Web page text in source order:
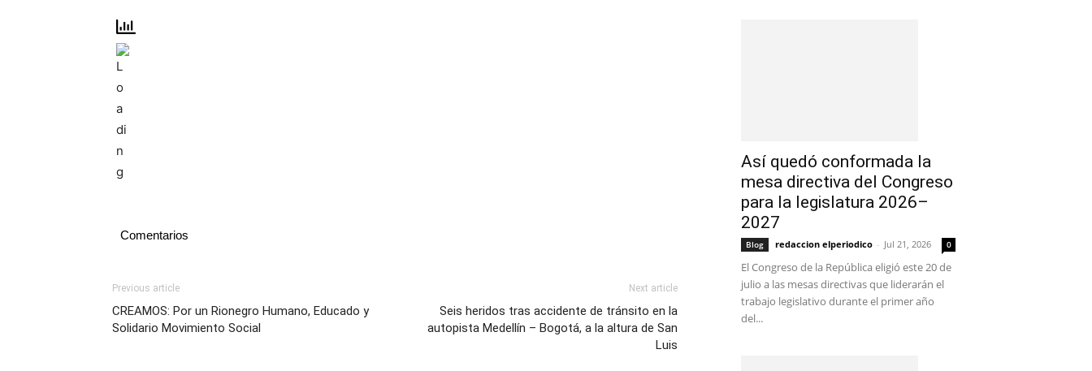
Comentarios
Previous article
CREAMOS: Por un Rionegro Humano, Educado y
Solidario Movimiento Social
Next article
Seis heridos tras accidente de tránsito en la
autopista Medellín – Bogotá, a la altura de San
Luis
Así quedó conformada la
mesa directiva del Congreso
para la legislatura 2026–
2027
Blog redaccion elperiodico - Jul 21, 2026 0
El Congreso de la República eligió este 20 de
julio a las mesas directivas que liderarán el
trabajo legislativo durante el primer año
del...